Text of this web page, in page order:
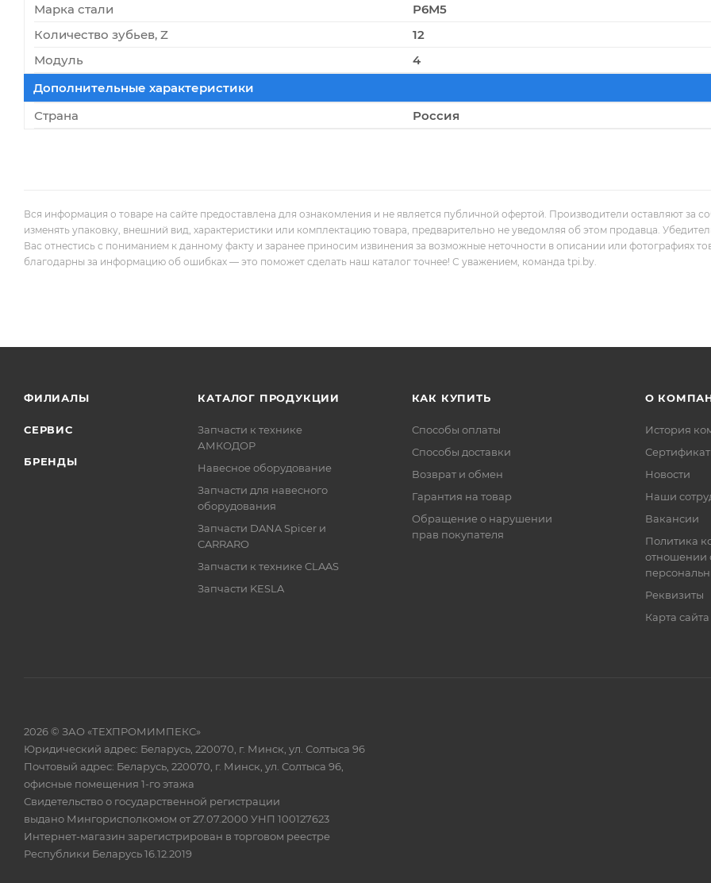
Марка стали
Р6М5
Количество зубьев, Z
12
Модуль
4
Дополнительные характеристики
Страна
Россия
Вся информация о товаре на сайте предоставлена для ознакомления и не является публичной офертой. Производители оставляют за
изменять упаковку, внешний вид, характеристики или комплектацию товара, предварительно не уведомляя об этом продавца.
Вас отнестись с пониманием к данному факту и заранее приносим извинения за возможные неточности в описании или фотографиях
благодарны за информацию об ошибках — это поможет сделать наш каталог точнее! С уважением, команда tpi.by.
ФИЛИАЛЫ
СЕРВИС
БРЕНДЫ
КАТАЛОГ ПРОДУКЦИИ
Запчасти к технике
АМКОДОР
Навесное оборудование
Запчасти для навесного
оборудования
Запчасти DANA Spicer и
CARRARO
Запчасти к технике CLAAS
Запчасти KESLA
КАК КУПИТЬ
Способы оплаты
Способы доставки
Возврат и обмен
Гарантия на товар
Обращение о нарушении
прав покупателя
О
История
Новости
Наши
Вакансии
Политика
отношении
Реквизиты
Карта сайта
2026 © ЗАО «ТЕХПРОМИМПЕКС»
Юридический адрес: Беларусь, 220070, г. Минск, ул. Солтыса 96
Почтовый адрес: Беларусь, 220070, г. Минск, ул. Солтыса 96,
офисные помещения 1-го этажа
Свидетельство о государственной регистрации
выдано Мингорисполкомом от 27.07.2000 УНП 100127623
Интернет-магазин зарегистрирован в торговом реестре
Республики Беларусь 16.12.2019